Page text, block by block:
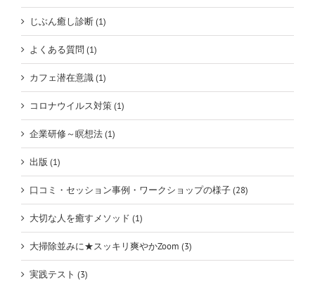
じぶん癒し診断 (1)
よくある質問 (1)
カフェ潜在意識 (1)
コロナウイルス対策 (1)
企業研修～瞑想法 (1)
出版 (1)
口コミ・セッション事例・ワークショップの様子 (28)
大切な人を癒すメソッド (1)
大掃除並みに★スッキリ爽やかZoom (3)
実践テスト (3)